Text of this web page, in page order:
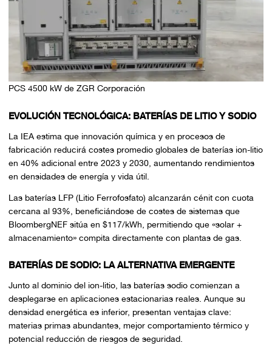
PCS 4500 kW de ZGR Corporación
EVOLUCIÓN TECNOLÓGICA: BATERÍAS DE LITIO Y SODIO
La IEA estima que innovación química y en procesos de
fabricación reducirá costes promedio globales de baterías ion-litio
en 40% adicional entre 2023 y 2030, aumentando rendimientos
en densidades de energía y vida útil.
Las baterías LFP (Litio Ferrofosfato) alcanzarán cénit con cuota
cercana al 93%, beneficiándose de costes de sistemas que
BloombergNEF sitúa en $117/kWh, permitiendo que «solar +
almacenamiento» compita directamente con plantas de gas.
BATERÍAS DE SODIO: LA ALTERNATIVA EMERGENTE
Junto al dominio del ion-litio, las baterías sodio comienzan a
desplegarse en aplicaciones estacionarias reales. Aunque su
densidad energética es inferior, presentan ventajas clave:
materias primas abundantes, mejor comportamiento térmico y
potencial reducción de riesgos de seguridad.